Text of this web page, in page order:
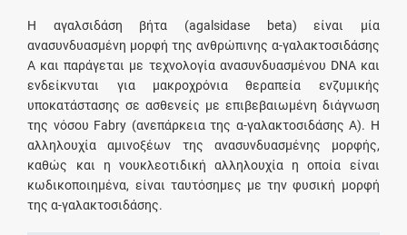
Η αγαλσιδάση βήτα (agalsidase beta) είναι μία
ανασυνδυασμένη μορφή της ανθρώπινης α-γαλακτοσιδάσης
Α και παράγεται με τεχνολογία ανασυνδυασμένου DNA και
ενδείκνυται για μακροχρόνια θεραπεία ενζυμικής
υποκατάστασης σε ασθενείς με επιβεβαιωμένη διάγνωση
της νόσου Fabry (ανεπάρκεια της α-γαλακτοσιδάσης Α). Η
αλληλουχία αμινοξέων της ανασυνδυασμένης μορφής,
καθώς και η νουκλεοτιδική αλληλουχία η οποία είναι
κωδικοποιημένα, είναι ταυτόσημες με την φυσική μορφή
της α-γαλακτοσιδάσης.